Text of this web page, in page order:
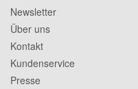
Newsletter
Über uns
Kontakt
Kundenservice
Presse